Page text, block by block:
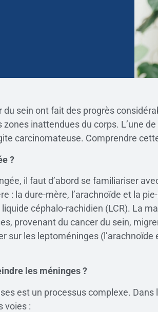
sein ont fait des progrès
inattendues du corps. L’une
carcinomateuse. Comprendre
?
il faut d’abord se familiariser
: la dure-mère, l’arachnoïde et la
céphalo-rachidien (LCR). La
provenant du cancer du sein,
sur les leptoméninges
les méninges ?
est un processus complexe.
voies :